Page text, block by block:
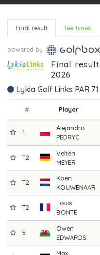
Final result Tee times
powered by
Final
2026
Lykia Golf Links PAR 71
# Player
1
Alejandro
PEDRYC
T2
Velten
MEYER
T2
Koen
KOUWENAAR
T2
Louis
BONTE
5
Owen
EDWARDS
Max